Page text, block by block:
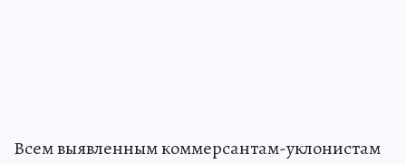
Всем выявленным коммерсантам-уклонистам